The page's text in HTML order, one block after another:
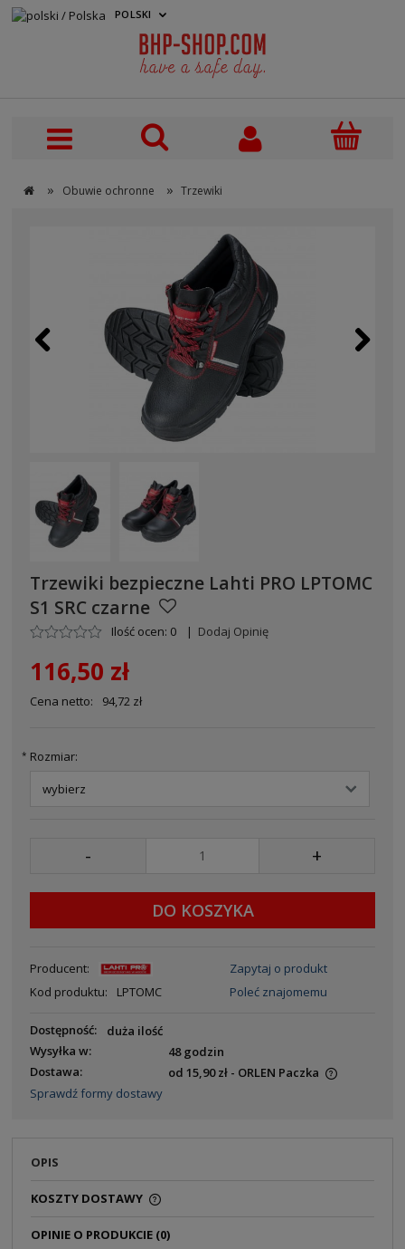
» Obuwie ochronne » Trzewiki
POLSKI
Trzewiki bezpieczne Lahti PRO LPTOMC
S1 SRC czarne
Ilość ocen: 0 | Dodaj Opinię
116,50 zł
Cena netto: 94,72 zł
* Rozmiar:
- +
DO KOSZYKA
Producent:
Kod produktu:
LPTOMC
Zapytaj o produkt
Poleć znajomemu
Dostępność:
duża ilość
Wysyłka w:
48 godzin
Dostawa:
od 15,90 zł - ORLEN Paczka
Sprawdź formy dostawy
OPIS
KOSZTY DOSTAWY
OPINIE O PRODUKCIE (0)